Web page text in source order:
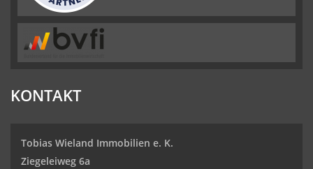
KONTAKT
Tobias Wieland Immobilien e. K.
Ziegeleiweg 6a